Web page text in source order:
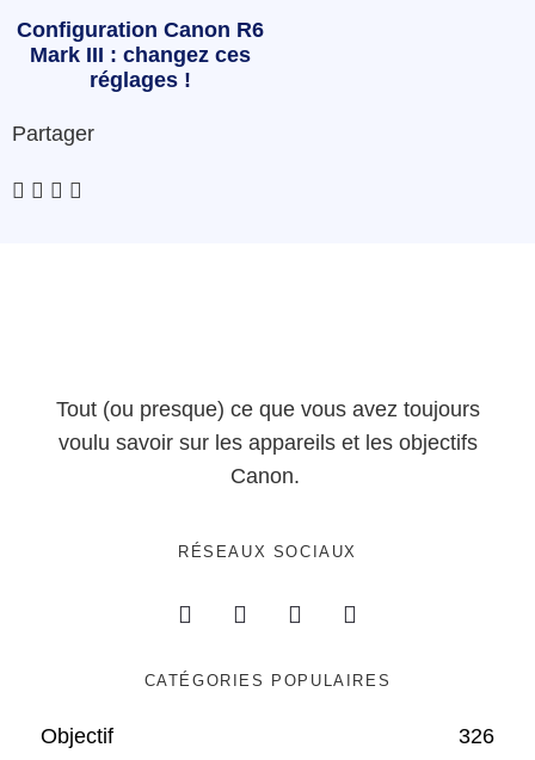
Configuration Canon R6
Mark III : changez ces
réglages !
Partager
Tout (ou presque) ce que vous avez toujours
voulu savoir sur les appareils et les objectifs
Canon.
RÉSEAUX SOCIAUX
CATÉGORIES POPULAIRES
Objectif 326